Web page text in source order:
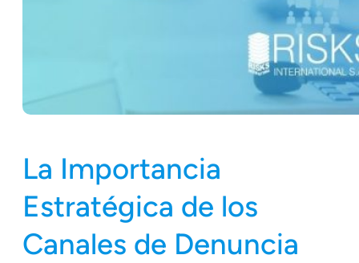
La Importancia
Estratégica de los
Canales de Denuncia